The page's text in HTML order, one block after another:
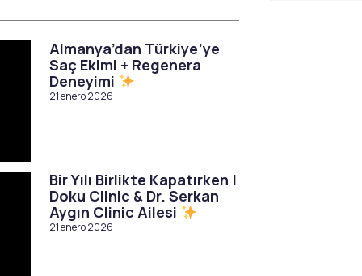
Almanya’dan Türkiye’ye
Saç Ekimi + Regenera
Deneyimi
21 enero 2026
Bir Yılı Birlikte Kapatırken |
Doku Clinic & Dr. Serkan
Aygın Clinic Ailesi
21 enero 2026